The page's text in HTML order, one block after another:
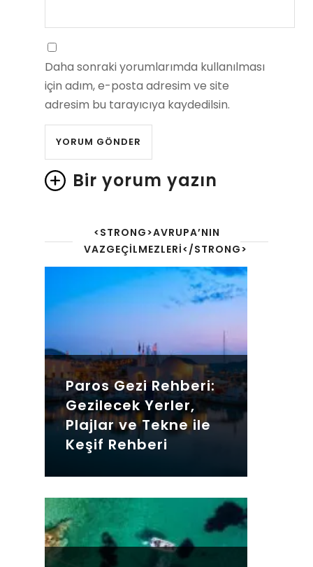
Daha sonraki yorumlarımda kullanılması
için adım, e-posta adresim ve site
adresim bu tarayıcıya kaydedilsin.
Bir yorum yazın
<STRONG>AVRUPA’NIN
VAZGEÇILMEZLERI</STRONG>
Paros Gezi Rehberi:
Gezilecek Yerler,
Plajlar ve Tekne ile
Keşif Rehberi